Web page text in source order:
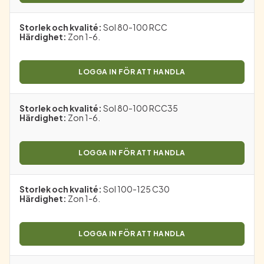
Storlek och kvalité: Sol 80-100 RCC
Härdighet: Zon 1-6.
LOGGA IN FÖR ATT HANDLA
Storlek och kvalité: Sol 80-100 RCC35
Härdighet: Zon 1-6.
LOGGA IN FÖR ATT HANDLA
Storlek och kvalité: Sol 100-125 C30
Härdighet: Zon 1-6.
LOGGA IN FÖR ATT HANDLA